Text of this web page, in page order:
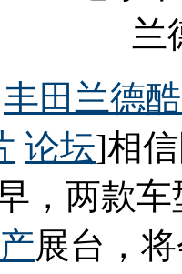
丰田 兰德
论坛]相
，两款
展台，